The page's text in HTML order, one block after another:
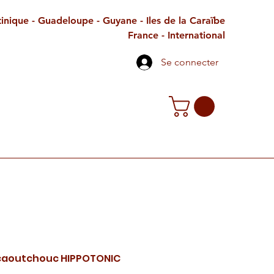
- Guadeloupe - Guyane - Iles de la Caraïbe
France - International
Se connecter
HIPPOTONIC